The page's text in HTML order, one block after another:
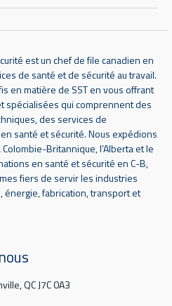
est un chef de file canadien en
de santé et de sécurité au travail.
en matière de SST en vous offrant
spécialisées qui comprennent des
des services de
santé et sécurité. Nous expédions
Britannique, l’Alberta et le
en santé et sécurité en C-B,
fiers de servir les industries
énergie, fabrication, transport et
QC J7C 0A3